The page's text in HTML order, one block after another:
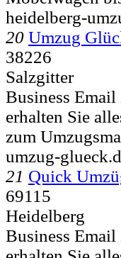
heidelberg-
20 Umzug
38226
Salzgitter
Business
erhalten Sie
zum
umzug-
21 Quick
69115
Heidelberg
Business